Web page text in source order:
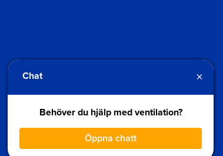
Chat ×
Behöver du hjälp med ventilation?
Öppna chatt